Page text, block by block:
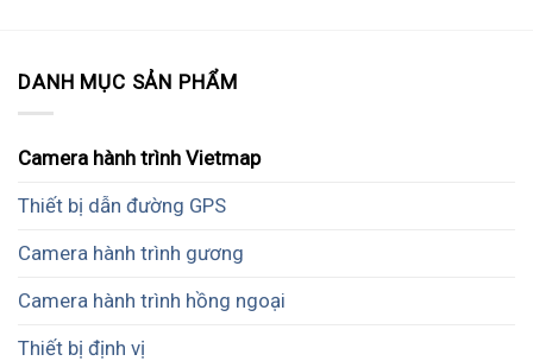
DANH MỤC SẢN PHẨM
Camera hành trình Vietmap
Thiết bị dẫn đường GPS
Camera hành trình gương
Camera hành trình hồng ngoại
Thiết bị định vị